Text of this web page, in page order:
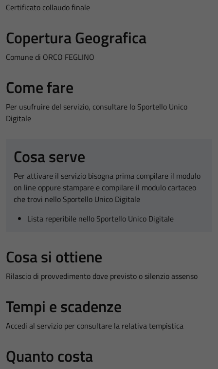
Certificato collaudo finale
Copertura Geografica
Comune di ORCO FEGLINO
Come fare
Per usufruire del servizio, consultare lo Sportello Unico
Digitale
Cosa serve
Per attivare il servizio bisogna prima compilare il modulo
on line oppure stampare e compilare il modulo cartaceo
che trovi nello Sportello Unico Digitale
Lista reperibile nello Sportello Unico Digitale
Cosa si ottiene
Rilascio di provvedimento dove previsto o silenzio assenso
Tempi e scadenze
Accedi al servizio per consultare la relativa tempistica
Quanto costa